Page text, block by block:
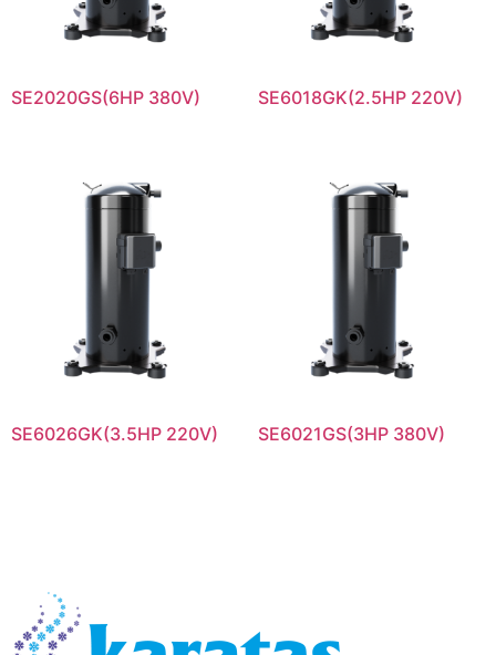
SE2020GS(6HP 380V) SE6018GK(2.5HP 220V)
SE6026GK(3.5HP 220V) SE6021GS(3HP 380V)